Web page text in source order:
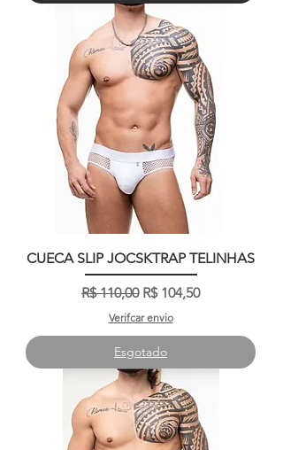
CUECA SLIP JOCSKTRAP TELINHAS
Preço normal
R$ 110,00 Preço promocional
R$ 104,50
Verifcar envio
Esgotado